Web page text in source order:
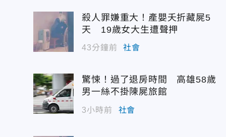
殺人罪嫌重大！產嬰夭折藏屍5
天 19歲女大生遭聲押
43分鐘前 社會
驚悚！過了退房時間 高雄58歲
男一絲不掛陳屍旅館
3小時前 社會